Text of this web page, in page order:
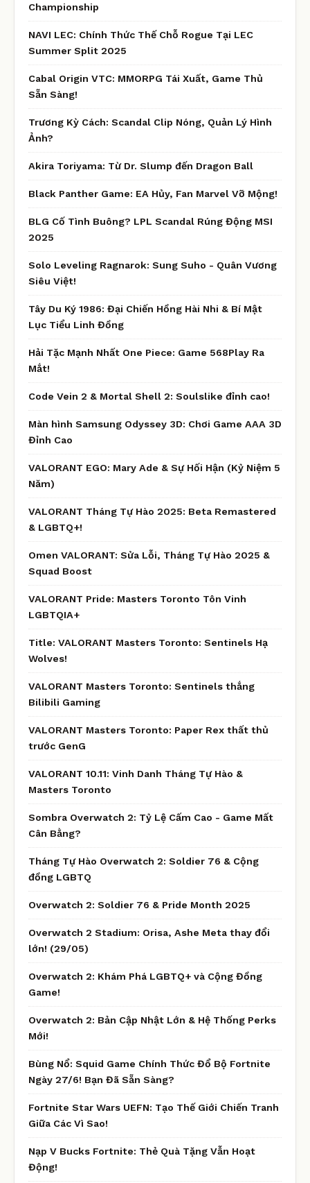
Championship
NAVI LEC: Chính Thức Thế Chỗ Rogue Tại LEC
Summer Split 2025
Cabal Origin VTC: MMORPG Tái Xuất, Game Thủ
Sẵn Sàng!
Trương Kỳ Cách: Scandal Clip Nóng, Quản Lý Hình
Ảnh?
Akira Toriyama: Từ Dr. Slump đến Dragon Ball
Black Panther Game: EA Hủy, Fan Marvel Vỡ Mộng!
BLG Cố Tình Buông? LPL Scandal Rúng Động MSI
2025
Solo Leveling Ragnarok: Sung Suho - Quân Vương
Siêu Việt!
Tây Du Ký 1986: Đại Chiến Hồng Hài Nhi & Bí Mật
Lục Tiểu Linh Đồng
Hải Tặc Mạnh Nhất One Piece: Game 568Play Ra
Mắt!
Code Vein 2 & Mortal Shell 2: Soulslike đỉnh cao!
Màn hình Samsung Odyssey 3D: Chơi Game AAA 3D
Đỉnh Cao
VALORANT EGO: Mary Ade & Sự Hối Hận (Kỷ Niệm 5
Năm)
VALORANT Tháng Tự Hào 2025: Beta Remastered
& LGBTQ+!
Omen VALORANT: Sửa Lỗi, Tháng Tự Hào 2025 &
Squad Boost
VALORANT Pride: Masters Toronto Tôn Vinh
LGBTQIA+
Title: VALORANT Masters Toronto: Sentinels Hạ
Wolves!
VALORANT Masters Toronto: Sentinels thắng
Bilibili Gaming
VALORANT Masters Toronto: Paper Rex thất thủ
trước GenG
VALORANT 10.11: Vinh Danh Tháng Tự Hào &
Masters Toronto
Sombra Overwatch 2: Tỷ Lệ Cấm Cao - Game Mất
Cân Bằng?
Tháng Tự Hào Overwatch 2: Soldier 76 & Cộng
đồng LGBTQ
Overwatch 2: Soldier 76 & Pride Month 2025
Overwatch 2 Stadium: Orisa, Ashe Meta thay đổi
lớn! (29/05)
Overwatch 2: Khám Phá LGBTQ+ và Cộng Đồng
Game!
Overwatch 2: Bản Cập Nhật Lớn & Hệ Thống Perks
Mới!
Bùng Nổ: Squid Game Chính Thức Đổ Bộ Fortnite
Ngày 27/6! Bạn Đã Sẵn Sàng?
Fortnite Star Wars UEFN: Tạo Thế Giới Chiến Tranh
Giữa Các Vì Sao!
Nạp V Bucks Fortnite: Thẻ Quà Tặng Vẫn Hoạt
Động!